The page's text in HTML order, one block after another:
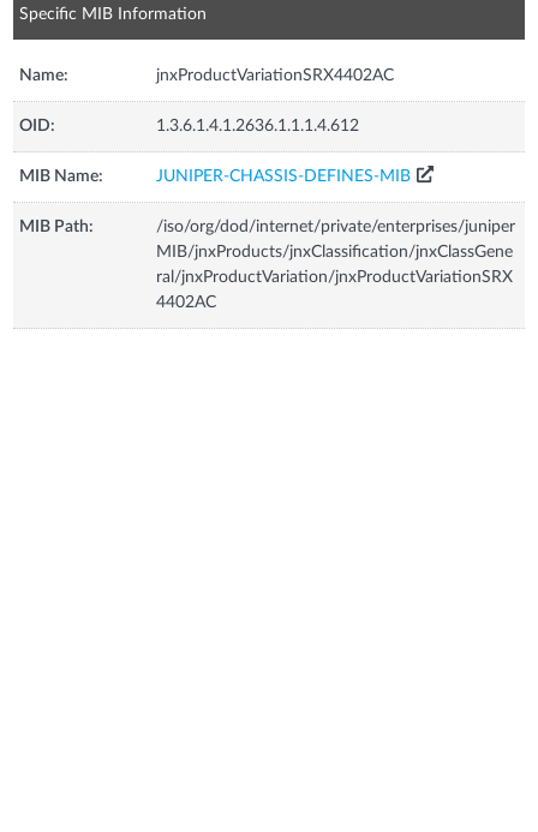
Specific MIB Information
Name: jnxProductVariationSRX4402AC
OID: 1.3.6.1.4.1.2636.1.1.1.4.612
MIB Name: JUNIPER-CHASSIS-DEFINES-MIB
MIB Path:
/iso/org/dod/internet/private/enterprises/juniper
MIB/jnxProducts/jnxClassification/jnxClassGene
ral/jnxProductVariation/jnxProductVariationSRX
4402AC